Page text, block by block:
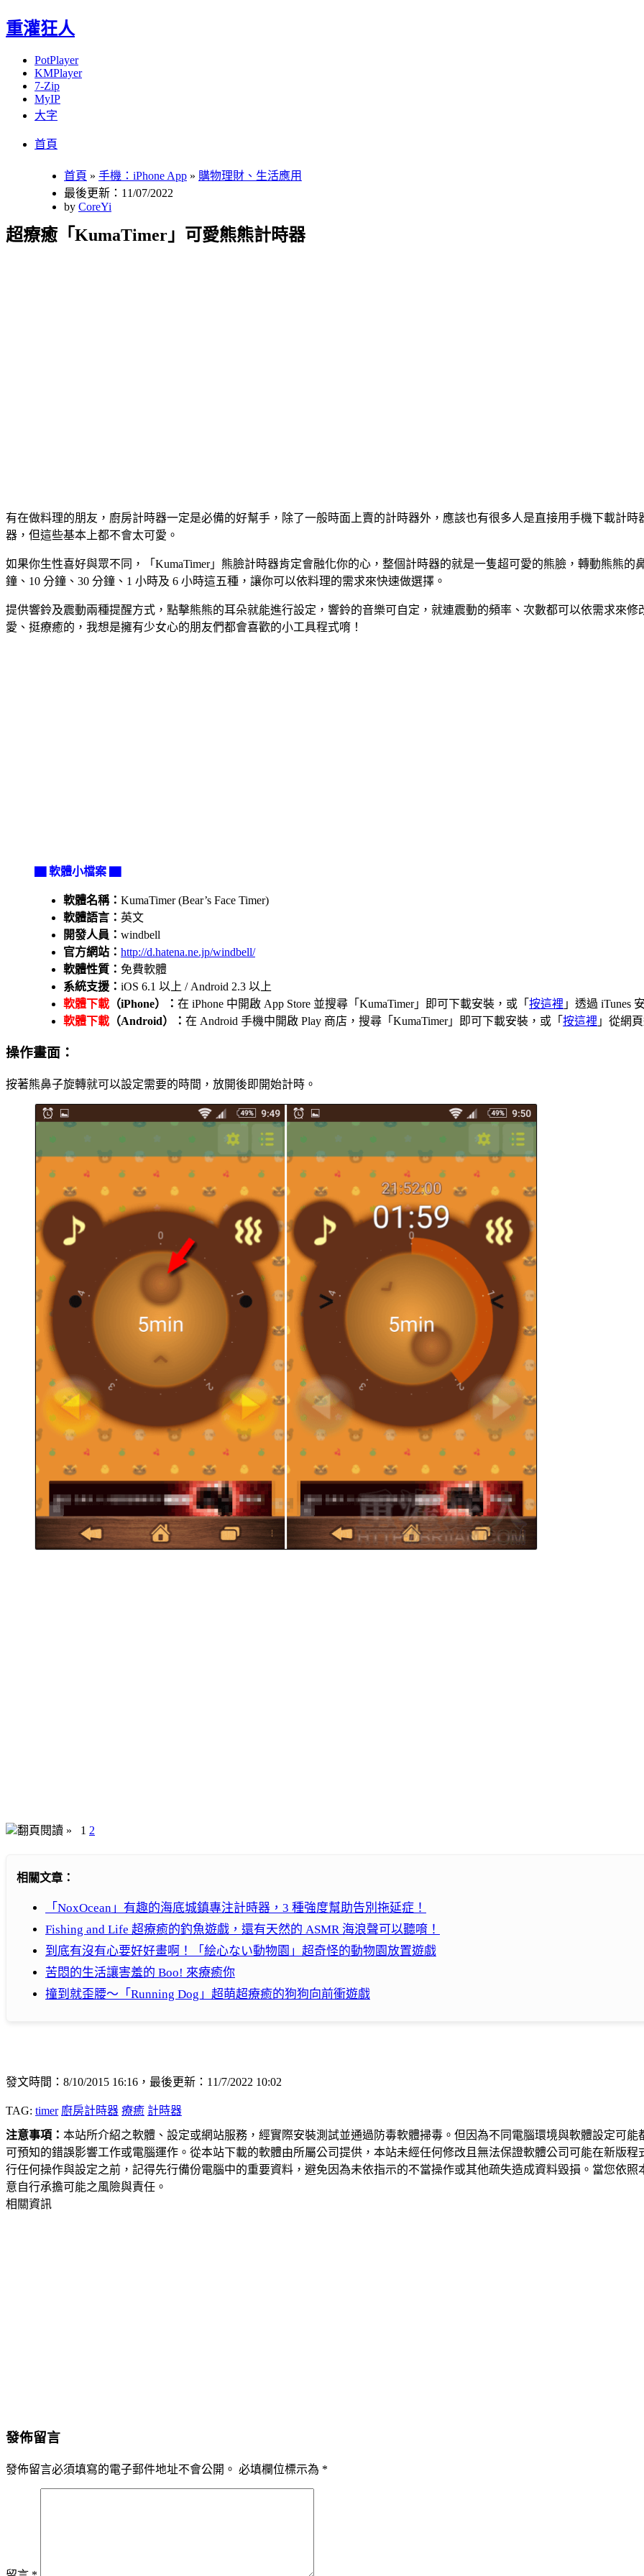
重灌狂人
PotPlayer
KMPlayer
7-Zip
MyIP
大字
首頁
首頁 » 手機：iPhone App » 購物理財、生活應用
最後更新：11/07/2022
by CoreYi
超療癒「KumaTimer」可愛熊熊計時器
有在做料理的朋友，廚房計時器一定是必備的好幫手，除了一般時面上賣的計時器外，應該也有很多人是直接用手機下載計
器，但這些基本上都不會太可愛。
如果你生性喜好與眾不同，「KumaTimer」熊臉計時器肯定會融化你的心，整個計時器的就是一隻超可愛的熊臉，轉動熊熊
鐘、10 分鐘、30 分鐘、1 小時及 6 小時這五種，讓你可以依料理的需求來快速做選擇。
提供響鈴及震動兩種提醒方式，點擊熊熊的耳朵就能進行設定，響鈴的音樂可自定，就連震動的頻率、次數都可以依需求來
愛、挺療癒的，我想是擁有少女心的朋友們都會喜歡的小工具程式唷！
▇ 軟體小檔案 ▇
軟體名稱： KumaTimer (Bear’s Face Timer)
軟體語言： 英文
開發人員： windbell
官方網站： http://d.hatena.ne.jp/windbell/
軟體性質： 免費軟體
系統支援： iOS 6.1 以上 / Android 2.3 以上
軟體下載 （iPhone）： 在 iPhone 中開啟 App Store 並搜尋「KumaTimer」即可下載安裝，或「 按這裡 」透過 iTunes
軟體下載 （Android）： 在 Android 手機中開啟 Play 商店，搜尋「KumaTimer」即可下載安裝，或「 按這裡 」從網
操作畫面：
按著熊鼻子旋轉就可以設定需要的時間，放開後即開始計時。
翻頁閱讀 » 1 2
相關文章：
「NoxOcean」有趣的海底城鎮專注計時器，3 種強度幫助告別拖延症！
Fishing and Life 超療癒的釣魚遊戲，還有天然的 ASMR 海浪聲可以聽唷！
到底有沒有心要好好畫啊！「絵心ない動物園」超奇怪的動物園放置遊戲
苦悶的生活讓害羞的 Boo! 來療癒你
撞到就歪腰～「Running Dog」超萌超療癒的狗狗向前衝遊戲
發文時間：8/10/2015 16:16，最後更新：11/7/2022 10:02
TAG: timer 廚房計時器 療癒 計時器
注意事項： 本站所介紹之軟體、設定或網站服務，經實際安裝測試並通過防毒軟體掃毒。但因為不同電腦環境與軟體設定可
可預知的錯誤影響工作或電腦運作。從本站下載的軟體由所屬公司提供，本站未經任何修改且無法保證軟體公司可能在新版
行任何操作與設定之前，記得先行備份電腦中的重要資料，避免因為未依指示的不當操作或其他疏失造成資料毀損。當您依
意自行承擔可能之風險與責任。
相關資訊
發佈留言
發佈留言必須填寫的電子郵件地址不會公開。 必填欄位標示為 *